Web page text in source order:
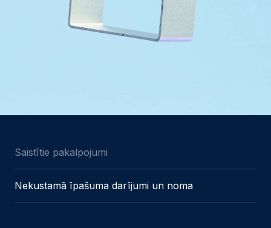
Saistītie pakalpojumi
Nekustamā īpašuma darījumi un noma